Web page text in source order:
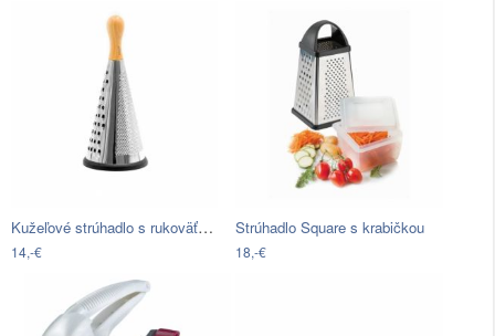
Kužeľové strúhadlo s rukoväťou z…
14,-€
Strúhadlo Square s krabičkou
18,-€